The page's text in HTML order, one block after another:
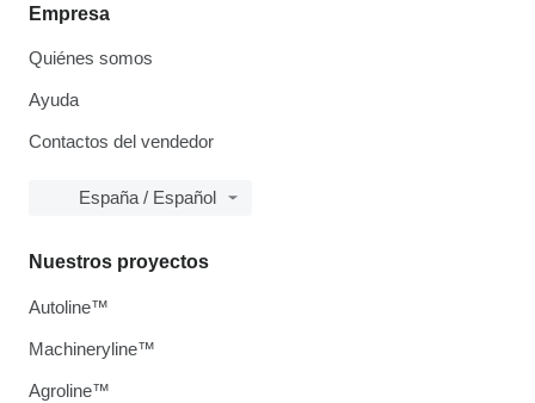
Empresa
Quiénes somos
Ayuda
Contactos del vendedor
España / Español
Nuestros proyectos
Autoline™
Machineryline™
Agroline™